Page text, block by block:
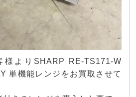
よりSHARP RE-TS171-W
単機能レンジをお買取させて